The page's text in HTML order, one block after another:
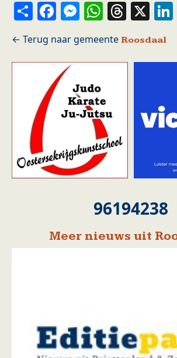
ShareFacebook X
Roosdaal
96194238
Meer nieuws uit